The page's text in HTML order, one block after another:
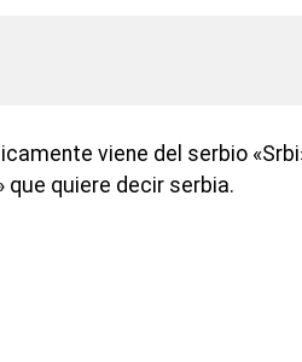
viene del serbio
que quiere decir serbia.